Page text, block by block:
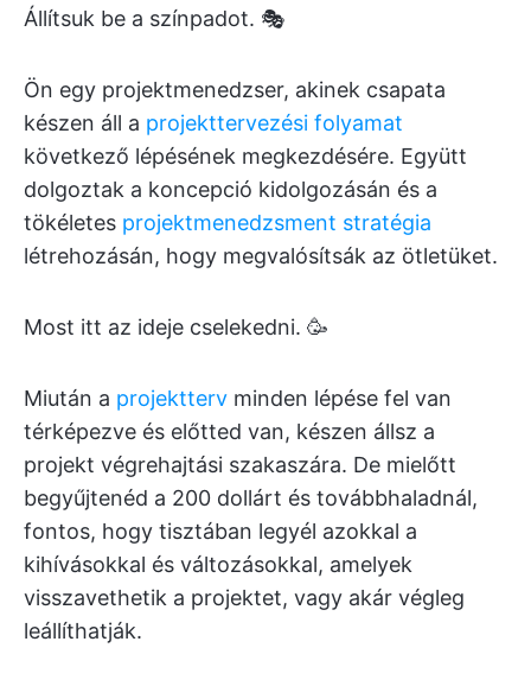
Állítsuk be a színpadot. 🎭
Ön egy projektmenedzser, akinek csapata
készen áll a projekttervezési folyamat
következő lépésének megkezdésére. Együtt
dolgoztak a koncepció kidolgozásán és a
tökéletes projektmenedzsment stratégia
létrehozásán, hogy megvalósítsák az ötletüket.
Most itt az ideje cselekedni. 🥳
Miután a projektterv minden lépése fel van
térképezve és előtted van, készen állsz a
projekt végrehajtási szakaszára. De mielőtt
begyűjtenéd a 200 dollárt és továbbhaladnál,
fontos, hogy tisztában legyél azokkal a
kihívásokkal és változásokkal, amelyek
visszavethetik a projektet, vagy akár végleg
leállíthatják.